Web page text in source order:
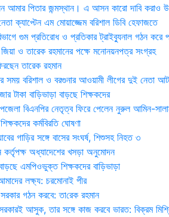
পিতার জন্মস্থান। এ আসন কারো দাবি করাও
ক্যাপ্টেন এম মোয়াজ্জেম বরিশাল ডিবি হেফাজতে
গুম প্রতিরোধ ও প্রতিকার ট্রাইব্যুনাল গঠন করে
ও তারেক রহমানের পক্ষে মনোনয়নপত্র সংগ্রহ
তারেক রহমান
সময় ব‌রিশাল ও বরগুনার আওয়ামী লীগের দুই নেতা
টাকা বাড়িভাড়া বাড়ছে শিক্ষকদের
বিএনপির নেতৃত্ব ফিরে পেলেন নুরুল আমিন-
কর্মবিরতি ঘোষণা
গাড়ির সঙ্গে বাসের সংঘর্ষ, শিশুসহ নিহত ৩
কর্তৃপক্ষ অধ্যাদেশের খসড়া অনুমোদন
এমপিওভুক্ত শিক্ষকদের বাড়িভাড়া
লক্ষ্য: চরমোনাই পীর
গঠন করবে: তা‌রেক রহমান
আসুক, তার সঙ্গে কাজ করবে ভারত: বিক্রম